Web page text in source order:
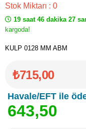
Stok Miktarı : 0
19 saat 46 dakika 27
kargoda!
KULP 0128 MM ABM
₺715,00
Havale/EFT ile
643,50